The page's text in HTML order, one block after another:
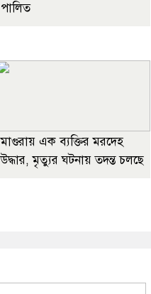
পালিত
মাগুরায় এক ব্যক্তির মরদেহ
উদ্ধার, মৃত্যুর ঘটনায় তদন্ত চলছে